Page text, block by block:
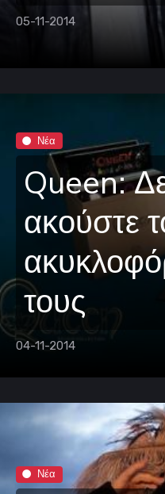
05-11-2014
Νέα
Queen:
ακούστε
τους
04-11-2014
Νέα